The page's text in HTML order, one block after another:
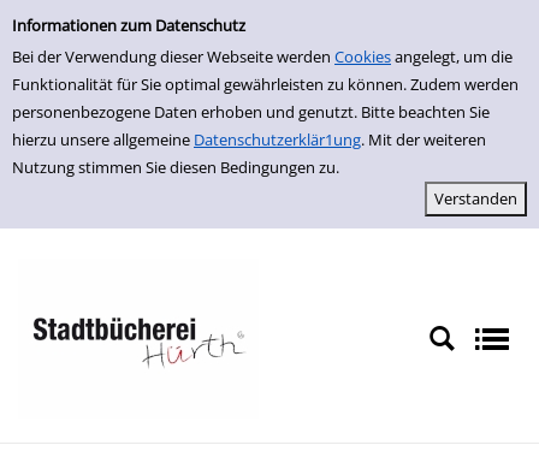
Einfache Suche
Informationen zum Datenschutz
Bei der Verwendung dieser Webseite werden Cookiesangelegt, um die
Funktionalität für Sie optimal gewährleisten zu können. Zudem werden
personenbezogene Daten erhoben und genutzt. Bitte beachten Sie
hierzu unsere allgemeine Datenschutzerklär1ung. Mit der weiteren
Nutzung stimmen Sie diesen Bedingungen zu.
zur Navigation springen
zum Inhalt springen
Zur Detailanzeige springen